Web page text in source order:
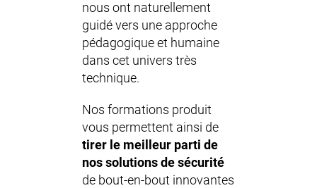
nous ont naturellement
guidé vers une approche
pédagogique et humaine
dans cet univers très
technique.
Nos formations produit
vous permettent ainsi de
tirer le meilleur parti de
nos solutions de sécurité
de bout-en-bout innovantes